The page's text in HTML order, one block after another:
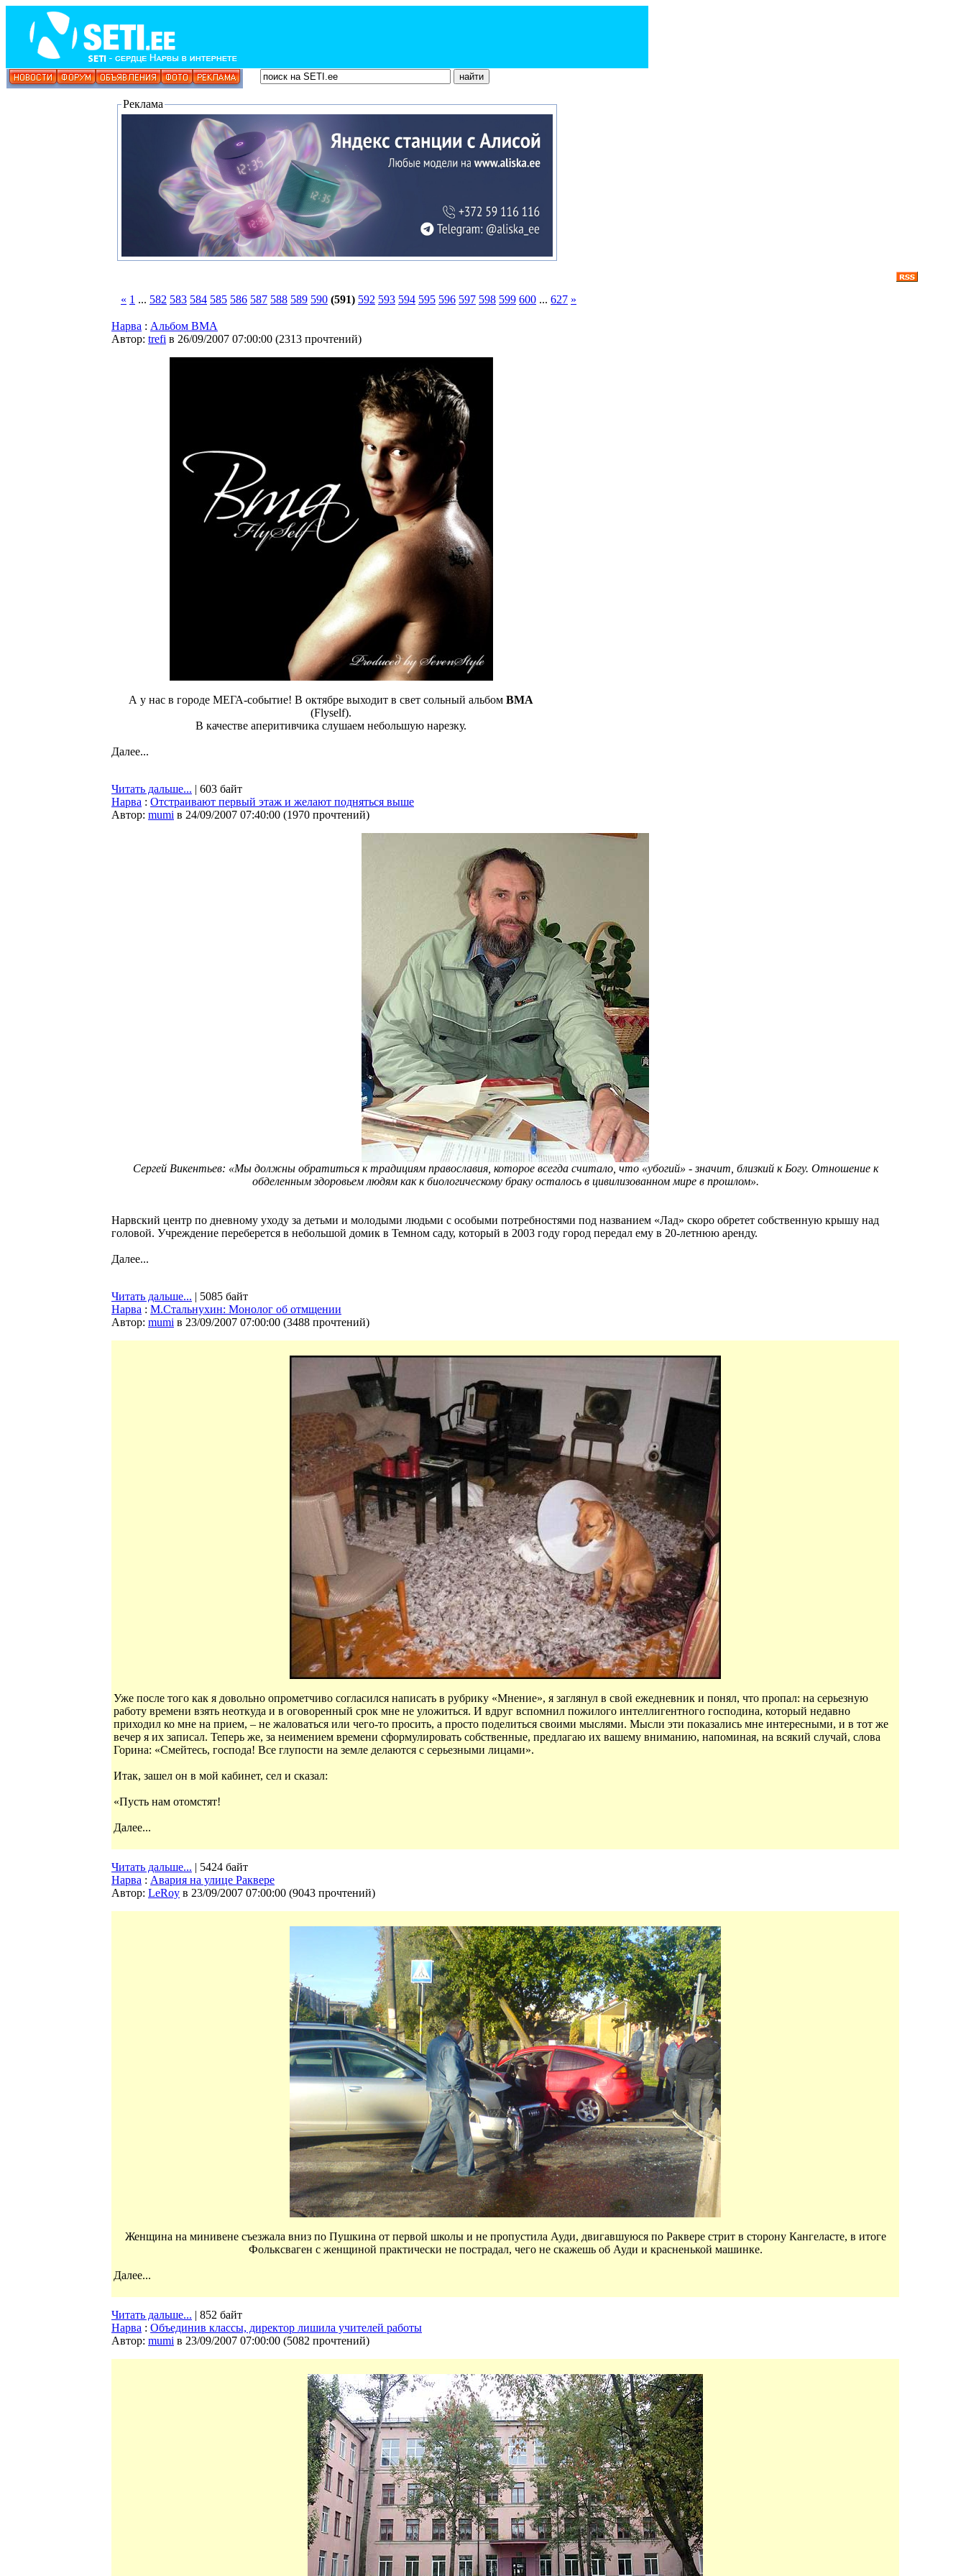
Реклама
« 1 ... 582 583 584 585 586 587 588 589 590 (591) 592 593 594 595 596 597 598 599 600 ... 627 »
Нарва : Альбом BMA
Автор: trefi в 26/09/2007 07:00:00 (2313 прочтений)
А у нас в городе МЕГА-событие! В октябре выходит в свет сольный альбом BMA
(Flyself).
В качестве аперитивчика слушаем небольшую нарезку.
Далее...
Читать дальше... | 603 байт
Нарва : Отстраивают первый этаж и желают подняться выше
Автор: mumi в 24/09/2007 07:40:00 (1970 прочтений)
Сергей Викентьев: «Мы должны обратиться к традициям православия, которое всегда считало, что «убогий» - значит, близкий к Богу. Отношение к
обделенным здоровьем людям как к биологическому браку осталось в цивилизованном мире в прошлом».
Нарвский центр по дневному уходу за детьми и молодыми людьми с особыми потребностями под названием «Лад» скоро обретет собственную крышу над
головой. Учреждение переберется в небольшой домик в Темном саду, который в 2003 году город передал ему в 20-летнюю аренду.
Далее...
Читать дальше... | 5085 байт
Нарва : М.Стальнухин: Монолог об отмщении
Автор: mumi в 23/09/2007 07:00:00 (3488 прочтений)
Уже после того как я довольно опрометчиво согласился написать в рубрику «Мнение», я заглянул в свой ежедневник и понял, что пропал: на серьезную
работу времени взять неоткуда и в оговоренный срок мне не уложиться. И вдруг вспомнил пожилого интеллигентного господина, который недавно
приходил ко мне на прием, – не жаловаться или чего-то просить, а просто поделиться своими мыслями. Мысли эти показались мне интересными, и в тот же
вечер я их записал. Теперь же, за неимением времени сформулировать собственные, предлагаю их вашему вниманию, напоминая, на всякий случай, слова
Горина: «Смейтесь, господа! Все глупости на земле делаются с серьезными лицами».
Итак, зашел он в мой кабинет, сел и сказал:
«Пусть нам отомстят!
Далее...
Читать дальше... | 5424 байт
Нарва : Авария на улице Раквере
Автор: LeRoy в 23/09/2007 07:00:00 (9043 прочтений)
Женщина на минивене съезжала вниз по Пушкина от первой школы и не пропустила Ауди, двигавшуюся по Раквере стрит в сторону Кангеласте, в итоге
Фольксваген с женщиной практически не пострадал, чего не скажешь об Ауди и красненькой машинке.
Далее...
Читать дальше... | 852 байт
Нарва : Объединив классы, директор лишила учителей работы
Автор: mumi в 23/09/2007 07:00:00 (5082 прочтений)